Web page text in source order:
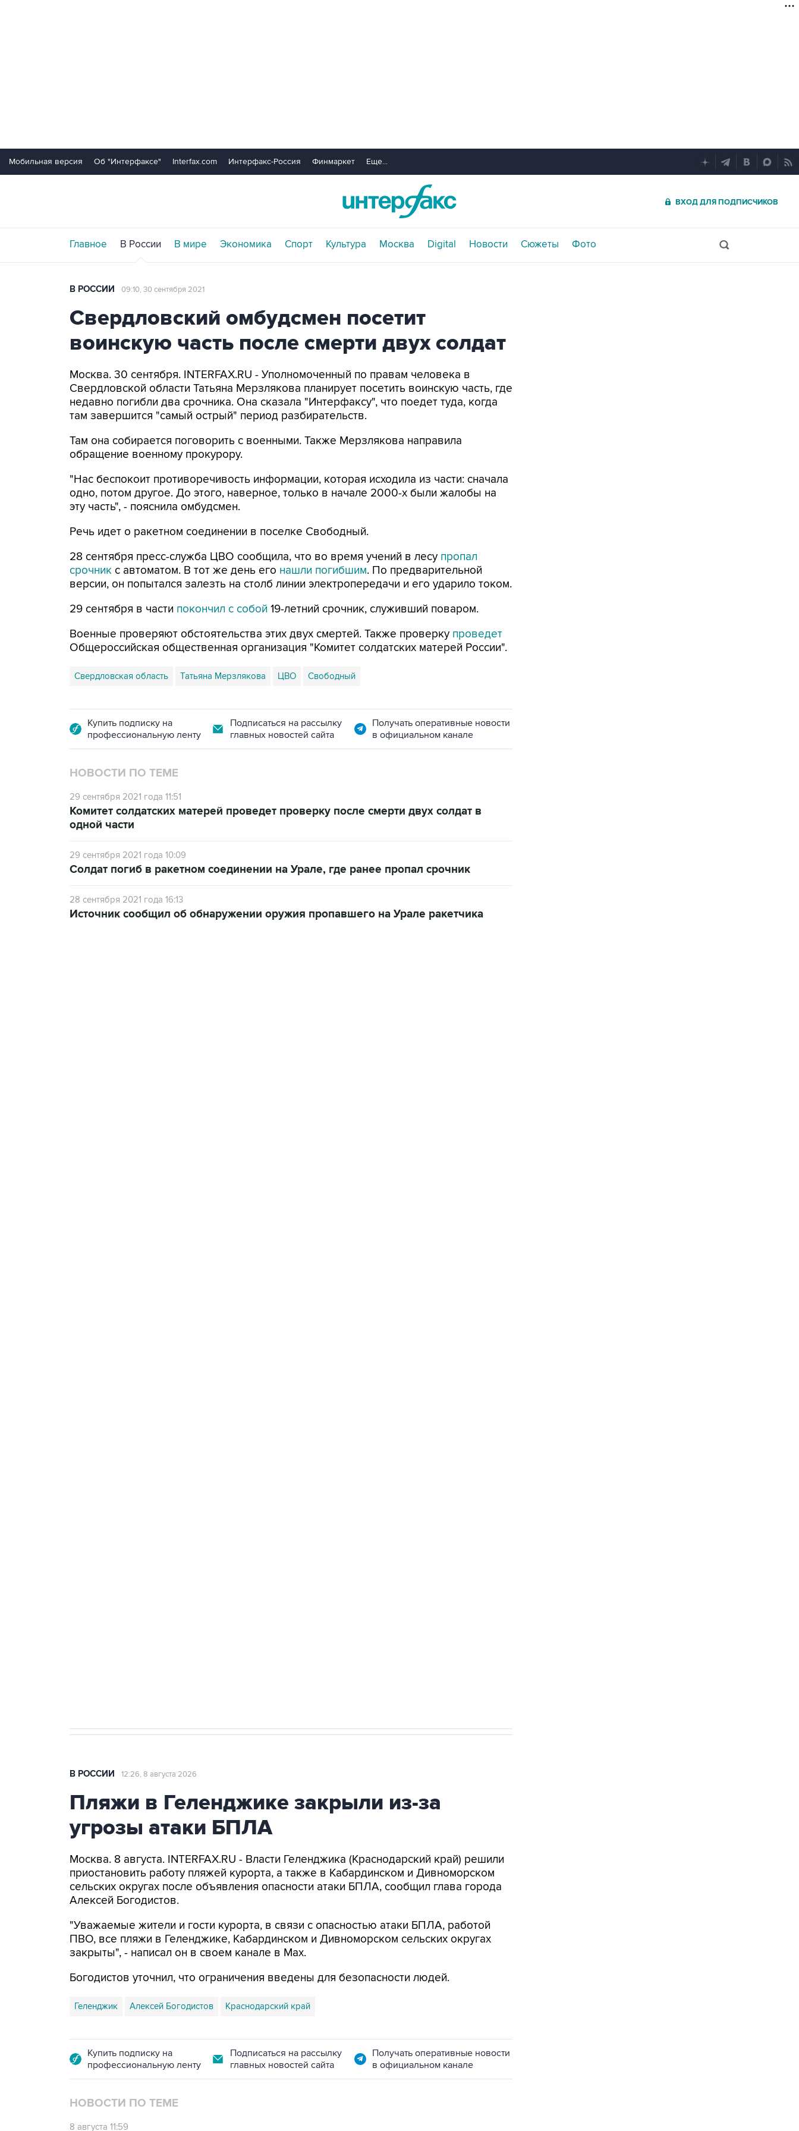
Мобильная версия Об "Интерфаксе" Interfax.com Интерфакс-Россия Финмаркет Еще...
ВХОД ДЛЯ ПОДПИСЧИКОВ
Главное В России В мире Экономика Спорт Культура Москва Digital Новости Сюжеты Фото
В РОССИИ 09:10, 30 сентября 2021
Свердловский омбудсмен посетит
воинскую часть после смерти двух солдат
Москва. 30 сентября. INTERFAX.RU - Уполномоченный по правам человека в
Свердловской области Татьяна Мерзлякова планирует посетить воинскую часть, где
недавно погибли два срочника. Она сказала "Интерфаксу", что поедет туда, когда
там завершится "самый острый" период разбирательств.
Там она собирается поговорить с военными. Также Мерзлякова направила
обращение военному прокурору.
"Нас беспокоит противоречивость информации, которая исходила из части: сначала
одно, потом другое. До этого, наверное, только в начале 2000-х были жалобы на
эту часть", - пояснила омбудсмен.
Речь идет о ракетном соединении в поселке Свободный.
28 сентября пресс-служба ЦВО сообщила, что во время учений в лесу пропал
срочник с автоматом. В тот же день его нашли погибшим. По предварительной
версии, он попытался залезть на столб линии электропередачи и его ударило током.
29 сентября в части покончил с собой 19-летний срочник, служивший поваром.
Военные проверяют обстоятельства этих двух смертей. Также проверку проведет
Общероссийская общественная организация "Комитет солдатских матерей России".
Свердловская область Татьяна Мерзлякова ЦВО Свободный
Купить подписку на
профессиональную ленту
Подписаться на рассылку
главных новостей сайта
Получать оперативные новости
в официальном канале
НОВОСТИ ПО ТЕМЕ
29 сентября 2021 года 11:51
Комитет солдатских матерей проведет проверку после смерти двух солдат в
одной части
29 сентября 2021 года 10:09
Солдат погиб в ракетном соединении на Урале, где ранее пропал срочник
28 сентября 2021 года 16:13
Источник сообщил об обнаружении оружия пропавшего на Урале ракетчика
В РОССИИ 12:26, 8 августа 2026
Пляжи в Геленджике закрыли из-за
угрозы атаки БПЛА
Москва. 8 августа. INTERFAX.RU - Власти Геленджика (Краснодарский край) решили
приостановить работу пляжей курорта, а также в Кабардинском и Дивноморском
сельских округах после объявления опасности атаки БПЛА, сообщил глава города
Алексей Богодистов.
"Уважаемые жители и гости курорта, в связи с опасностью атаки БПЛА, работой
ПВО, все пляжи в Геленджике, Кабардинском и Дивноморском сельских округах
закрыты", - написал он в своем канале в Max.
Богодистов уточнил, что ограничения введены для безопасности людей.
Геленджик Алексей Богодистов Краснодарский край
Купить подписку на
профессиональную ленту
Подписаться на рассылку
главных новостей сайта
Получать оперативные новости
в официальном канале
НОВОСТИ ПО ТЕМЕ
8 августа 11:59